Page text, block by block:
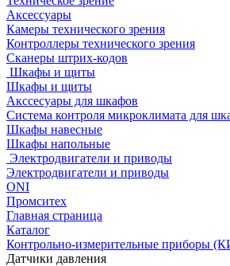
Аксессуары
Камеры технического зрения
Контроллеры технического зрения
Сканеры штрих-кодов
Шкафы и щиты
Шкафы и щиты
Акссесуары для шкафов
Система контроля микроклимата для
Шкафы навесные
Шкафы напольные
Электродвигатели и приводы
Электродвигатели и приводы
ONI
Промситех
Главная страница
Каталог
Контрольно-измерительные приборы
Датчики давления